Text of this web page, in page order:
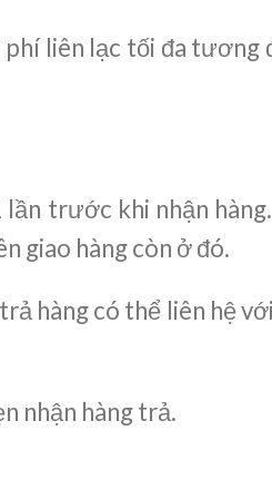
liên lạc tối đa
trước khi nhận
giao hàng còn ở đó.
hàng có thể liên hệ
nhận hàng trả.